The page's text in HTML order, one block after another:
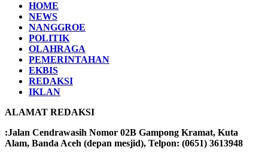
HOME
NEWS
NANGGROE
POLITIK
OLAHRAGA
PEMERINTAHAN
EKBIS
REDAKSI
IKLAN
ALAMAT REDAKSI
:Jalan Cendrawasih Nomor 02B Gampong Kramat, Kuta
Alam, Banda Aceh (depan mesjid), Telpon: (0651) 3613948